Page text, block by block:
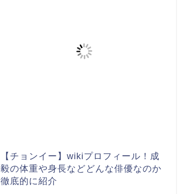
【チョンイー】wikiプロフィール！成
毅の体重や身長などどんな俳優なのか
徹底的に紹介